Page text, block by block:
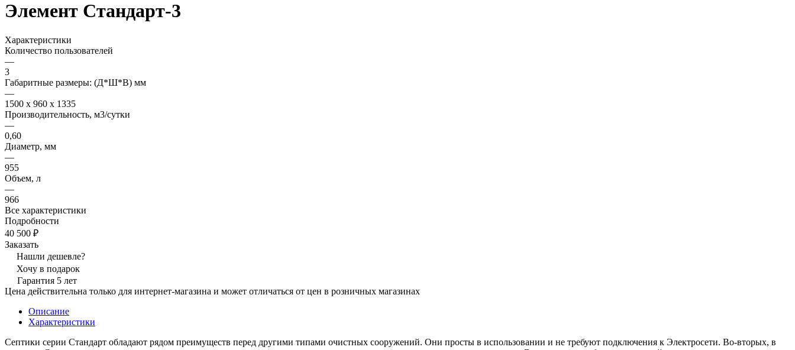
Элемент Стандарт-3
Характеристики
Количество пользователей
—
3
Габаритные размеры: (Д*Ш*В) мм
—
1500 x 960 x 1335
Производительность, м3/сутки
—
0,60
Диаметр, мм
—
955
Объем, л
—
966
Все характеристики
Подробности
40 500 ₽
Заказать
Нашли дешевле?
Хочу в подарок
Гарантия 5 лет
Цена действительна только для интернет-магазина и может отличаться от цен в розничных магазинах
Описание
Характеристики
Септики серии Стандарт обладают рядом преимуществ перед другими типами очистных сооружений. Они просты в использовании и не требуют подключения к Электросети. Во-вторых, в